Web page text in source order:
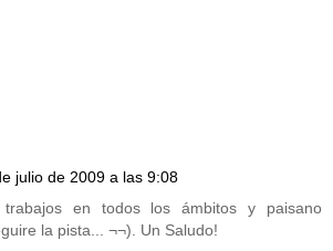
julio de 2009 a las 9:08
trabajos en todos los ámbitos y paisano
la pista... ¬¬). Un Saludo!